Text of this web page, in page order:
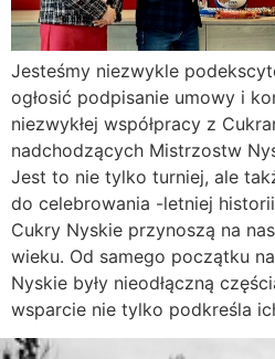
Jesteśmy niezwykle
ogłosić podpisanie umowy i
niezwykłej współpracy z
nadchodzących Mistrzostw
Jest to nie tylko turniej, ale
do celebrowania -letniej
Cukry Nyskie przynoszą na
wieku. Od samego początku
Nyskie były nieodłączną
wsparcie nie tylko podkreśla